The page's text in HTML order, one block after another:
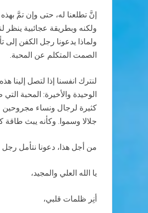
إنَّ تطلعنا له، حتى وإن تمَّ
ولكنه وبطريقة عجائبية
ولماذا يدعونا رجل الكفن
الصمت المتكلم عن المحبة.
لنترك انفسنا إذا لتصل إلينا
الوحيدة والأخيرة: المحبة
كثيرة لرجال ونساء مجروحين
جلالا وسموا. وكأنه يبث طاقة
من أجل هذا، دعونا نتأمل
يا الله العلي والمجيد،
أنِر ظلمات قلبي،